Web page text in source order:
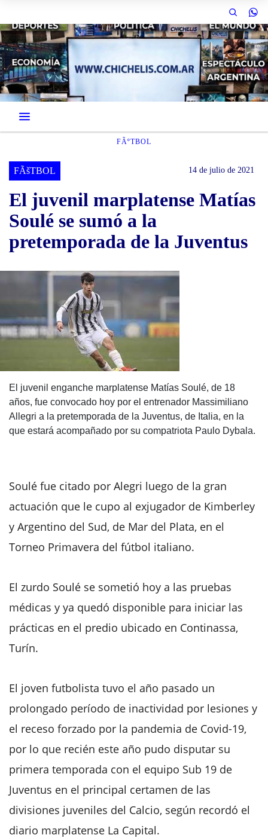
FÃºTBOL
FÃšTBOL 14 de julio de 2021
El juvenil marplatense Matías
Soulé se sumó a la
pretemporada de la Juventus
El juvenil enganche marplatense Matías Soulé, de 18
años, fue convocado hoy por el entrenador Massimiliano
Allegri a la pretemporada de la Juventus, de Italia, en la
que estará acompañado por su compatriota Paulo Dybala.
Soulé fue citado por Alegri luego de la gran
actuación que le cupo al exjugador de Kimberley
y Argentino del Sud, de Mar del Plata, en el
Torneo Primavera del fútbol italiano.
El zurdo Soulé se sometió hoy a las pruebas
médicas y ya quedó disponible para iniciar las
prácticas en el predio ubicado en Continassa,
Turín.
El joven futbolista tuvo el año pasado un
prolongado período de inactividad por lesiones y
el receso forzado por la pandemia de Covid-19,
por lo que recién este año pudo disputar su
primera temporada con el equipo Sub 19 de
Juventus en el principal certamen de las
divisiones juveniles del Calcio, según recordó el
diario marplatense La Capital.